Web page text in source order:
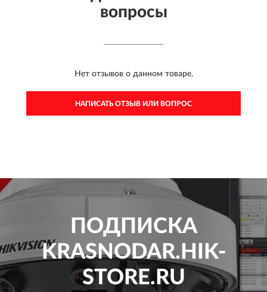
вопросы
Нет отзывов о данном товаре.
НАПИСАТЬ ОТЗЫВ ИЛИ ВОПРОС
ПОДПИСКА
KRASNODAR.HIK-
STORE.RU